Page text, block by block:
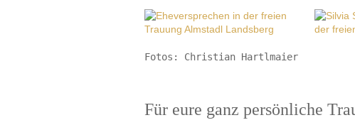
Fotos: Christian Hartlmaier
Für eure ganz persönliche